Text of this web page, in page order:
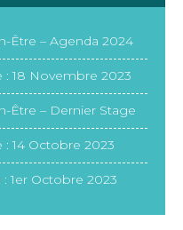
Être – Agenda 2024
18 Novembre 2023
Être – Dernier Stage
14 Octobre 2023
1er Octobre 2023